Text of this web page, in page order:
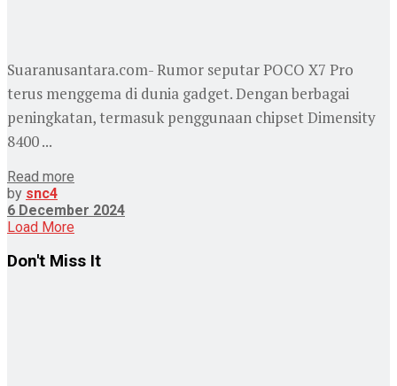
Suaranusantara.com- Rumor seputar POCO X7 Pro
terus menggema di dunia gadget. Dengan berbagai
peningkatan, termasuk penggunaan chipset Dimensity
8400 ...
Read more
by snc4
6 December 2024
Load More
Don't Miss It